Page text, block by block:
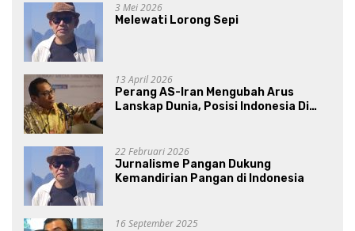
3 Mei 2026
Melewati Lorong Sepi
13 April 2026
Perang AS-Iran Mengubah Arus
Lanskap Dunia, Posisi Indonesia Di
22 Februari 2026
Jurnalisme Pangan Dukung
Kemandirian Pangan di Indonesia
16 September 2025